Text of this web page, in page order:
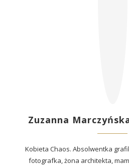
Zuzanna
Kobieta Chaos. Absolwentka
fotografka, żona architekta,